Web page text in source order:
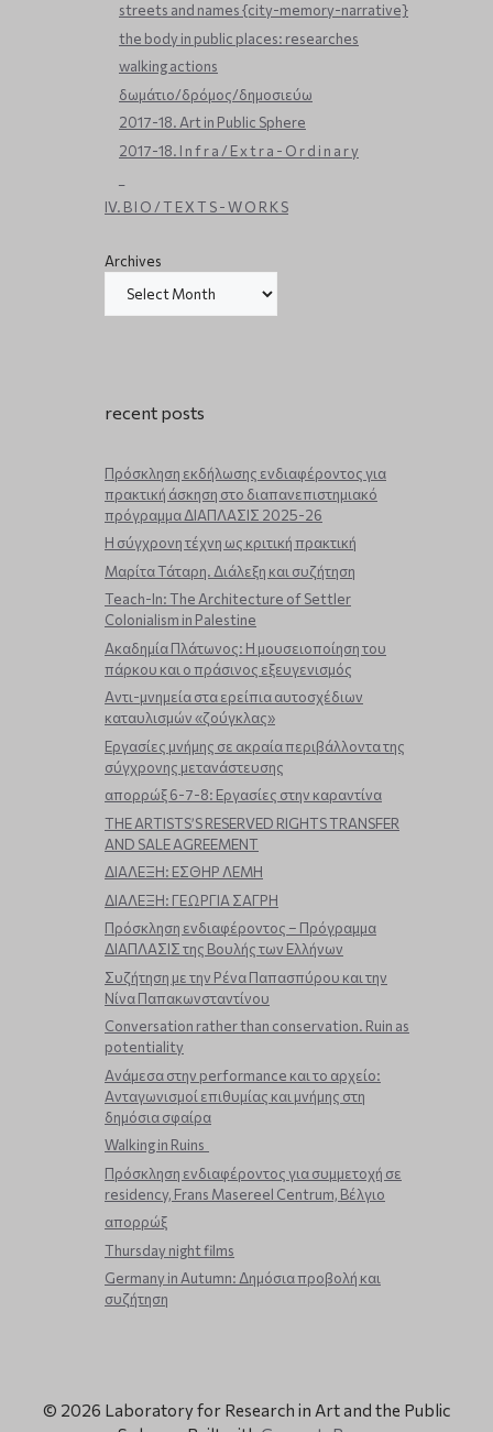
streets and names {city-memory-narrative}
the body in public places: researches
walking actions
δωμάτιο/δρόμος/δημοσιεύω
2017-18. Art in Public Sphere
2017-18. I n f r a / E x t r a - O r d i n a r y
IV. B I O / T E X T S - W O R K S
Archives
recent posts
Πρόσκληση εκδήλωσης ενδιαφέροντος για
πρακτική άσκηση στο διαπανεπιστημιακό
πρόγραμμα ΔΙΑΠΛΑΣΙΣ 2025-26
Η σύγχρονη τέχνη ως κριτική πρακτική
Μαρίτα Τάταρη. Διάλεξη και συζήτηση
Teach-In: The Architecture of Settler
Colonialism in Palestine
Ακαδημία Πλάτωνος: Η μουσειοποίηση του
πάρκου και ο πράσινος εξευγενισμός
Aντι-μνημεία στα ερείπια αυτοσχέδιων
καταυλισμών «ζούγκλας»
Εργασίες μνήμης σε ακραία περιβάλλοντα της
σύγχρονης μετανάστευσης
απορρώξ 6-7-8: Εργασίες στην καραντίνα
THE ARTISTS’S RESERVED RIGHTS TRANSFER
AND SALE AGREEMENT
ΔΙΑΛΕΞΗ: ΕΣΘΗΡ ΛΕΜΗ
ΔΙΑΛΕΞΗ: ΓΕΩΡΓΙΑ ΣΑΓΡΗ
Πρόσκληση ενδιαφέροντος – Πρόγραμμα
ΔΙΑΠΛΑΣΙΣ της Βουλής των Ελλήνων
Συζήτηση με την Ρένα Παπασπύρου και την
Νίνα Παπακωνσταντίνου
Conversation rather than conservation. Ruin as
potentiality
Ανάμεσα στην performance και το αρχείο:
Ανταγωνισμοί επιθυμίας και μνήμης στη
δημόσια σφαίρα
Walking in Ruins
Πρόσκληση ενδιαφέροντος για συμμετοχή σε
residency, Frans Masereel Centrum, Βέλγιο
απορρώξ
Thursday night films
Germany in Autumn: Δημόσια προβολή και
συζήτηση
© 2026 Laboratory for Research in Art and the Public